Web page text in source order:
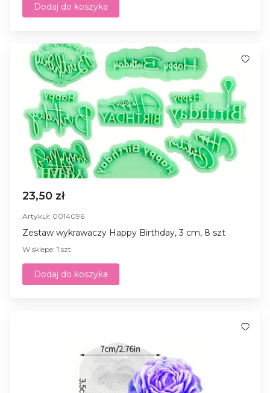
Dodaj do koszyka
23,50 zł
Artykuł: 0014096
Zestaw wykrawaczy Happy Birthday, 3 cm, 8 szt
W sklepe: 1 szt.
Dodaj do koszyka